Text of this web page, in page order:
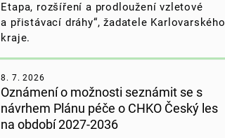
Etapa, rozšíření a prodloužení vzletové
a přistávací dráhy“, žadatele Karlovarského
kraje.
Oznámení o možnosti seznámit se s
návrhem Plánu péče o CHKO Český les
na období 2027-2036
8. 7. 2026